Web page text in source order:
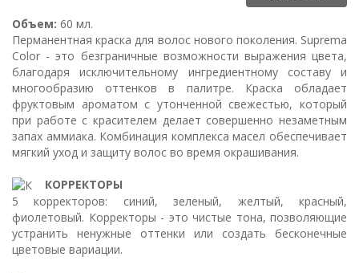
Объем: 60 мл.
Перманентная краска для волос нового поколения. Suprema
Color - это безграничные возможности выражения цвета,
благодаря исключительному ингредиентному составу и
многообразию оттенков в палитре. Краска обладает
фруктовым ароматом с утонченной свежестью, который
при работе с красителем делает совершенно незаметным
запах аммиака. Комбинация комплекса масел обеспечивает
мягкий уход и защиту волос во время окрашивания.
КОРРЕКТОРЫ
5 корректоров: синий, зеленый, желтый, красный,
фиолетовый. Корректоры - это чистые тона, позволяющие
устранить ненужные оттенки или создать бесконечные
цветовые вариации.